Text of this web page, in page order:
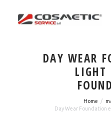
DAY WEAR
LIGHT
Home
Day Wear Foundation